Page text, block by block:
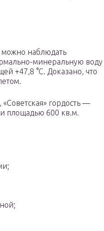
можно наблюдать
минеральную воду
+47,8 °C. Доказано, что
гордость —
площадью 600 кв.м.